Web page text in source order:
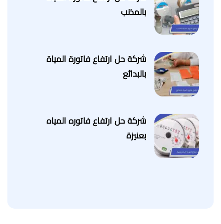
بالمذنب
شركة حل ارتفاع فاتورة المياة
بالبدائع
شركة حل ارتفاع فاتوره المياه
بعنيزة